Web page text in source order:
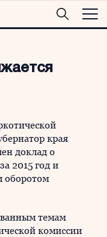
края
доклад о
2015 год и
оборотом
темам
комиссии